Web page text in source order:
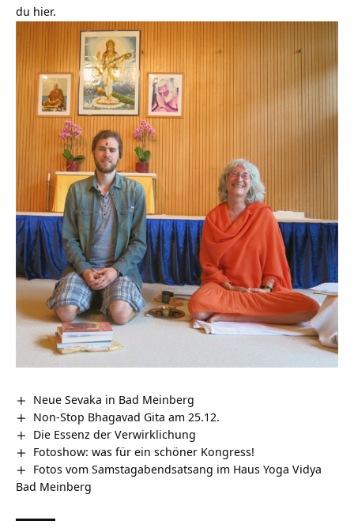
du hier.
Neue Sevaka in Bad Meinberg
Non-Stop Bhagavad Gita am 25.12.
Die Essenz der Verwirklichung
Fotoshow: was für ein schöner Kongress!
Fotos vom Samstagabendsatsang im Haus Yoga Vidya
Bad Meinberg